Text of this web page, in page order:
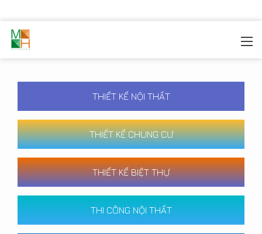
THIẾT KẾ NỘI THẤT
THIẾT KẾ CHUNG CƯ
THIẾT KẾ BIỆT THỰ
THI CÔNG NỘI THẤT